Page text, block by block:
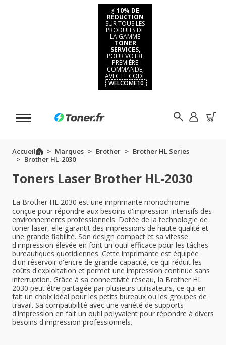
⚡ 10% DE
RÉDUCTION
SUR TOUS LES
PRODUITS DE
LA GAMME
TONER
SERVICES,
POUR VOTRE
PREMIÈRE
COMMANDE,
AVEC LE CODE
WELCOME10
Accueil Marques Brother
Brother HL Series
Brother HL-2030
Toners Laser Brother HL-2030
La Brother HL 2030 est une imprimante monochrome
conçue pour répondre aux besoins d'impression intensifs des
environnements professionnels. Dotée de la technologie de
toner laser, elle garantit des impressions de haute qualité et
une grande fiabilité. Son design compact et sa vitesse
d'impression élevée en font un outil efficace pour les tâches
bureautiques quotidiennes. Cette imprimante est équipée
d'un réservoir d'encre de grande capacité, ce qui réduit les
coûts d'exploitation et permet une impression continue sans
interruption. Grâce à sa connectivité réseau, la Brother HL
2030 peut être partagée par plusieurs utilisateurs, ce qui en
fait un choix idéal pour les petits bureaux ou les groupes de
travail. Sa compatibilité avec une variété de supports
d'impression en fait un outil polyvalent pour répondre à divers
besoins d'impression professionnels.